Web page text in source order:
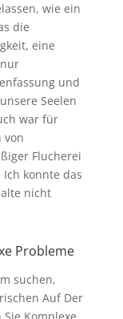
wie ein
die
eine
und
Seelen
war für
von
Flucherei
konnte das
nicht
Probleme
suchen,
Auf Der